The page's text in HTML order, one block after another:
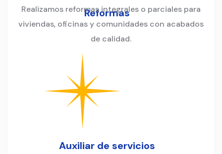
Reformas
Realizamos reformas integrales o parciales para
viviendas, oficinas y comunidades con acabados
de calidad.
Auxiliar de servicios